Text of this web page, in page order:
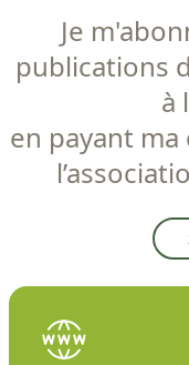
Je
publications
à
en payant